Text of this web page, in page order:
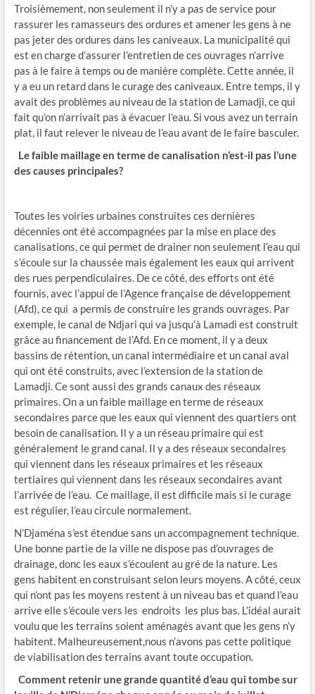
Troisièmement, non seulement il n’y a pas de service pour
rassurer les ramasseurs des ordures et amener les gens à ne
pas jeter des ordures dans les caniveaux. La municipalité qui
est en charge d’assurer l’entretien de ces ouvrages n’arrive
pas à le faire à temps ou de manière complète. Cette année, il
y a eu un retard dans le curage des caniveaux. Entre temps, il y
avait des problèmes au niveau de la station de Lamadji, ce qui
fait qu’on n’arrivait pas à évacuer l’eau. Si vous avez un terrain
plat, il faut relever le niveau de l’eau avant de le faire basculer.
Le faible maillage en terme de canalisation n’est-il pas l’une
des causes principales?
Toutes les voiries urbaines construites ces dernières
décennies ont été accompagnées par la mise en place des
canalisations, ce qui permet de drainer non seulement l’eau qui
s’écoule sur la chaussée mais également les eaux qui arrivent
des rues perpendiculaires. De ce côté, des efforts ont été
fournis, avec l’appui de l’Agence française de développement
(Afd), ce qui a permis de construire les grands ouvrages. Par
exemple, le canal de Ndjari qui va jusqu’à Lamadi est construit
grâce au financement de l’Afd. En ce moment, il y a deux
bassins de rétention, un canal intermédiaire et un canal aval
qui ont été construits, avec l’extension de la station de
Lamadji. Ce sont aussi des grands canaux des réseaux
primaires. On a un faible maillage en terme de réseaux
secondaires parce que les eaux qui viennent des quartiers ont
besoin de canalisation. Il y a un réseau primaire qui est
généralement le grand canal. Il y a des réseaux secondaires
qui viennent dans les réseaux primaires et les réseaux
tertiaires qui viennent dans les réseaux secondaires avant
l’arrivée de l’eau. Ce maillage, il est difficile mais si le curage
est régulier, l’eau circule normalement.
N’Djaména s’est étendue sans un accompagnement technique.
Une bonne partie de la ville ne dispose pas d’ouvrages de
drainage, donc les eaux s’écoulent au gré de la nature. Les
gens habitent en construisant selon leurs moyens. A côté, ceux
qui n’ont pas les moyens restent à un niveau bas et quand l’eau
arrive elle s’écoule vers les endroits les plus bas. L’idéal aurait
voulu que les terrains soient aménagés avant que les gens n’y
habitent. Malheureusement,nous n’avons pas cette politique
de viabilisation des terrains avant toute occupation.
Comment retenir une grande quantité d’eau qui tombe sur